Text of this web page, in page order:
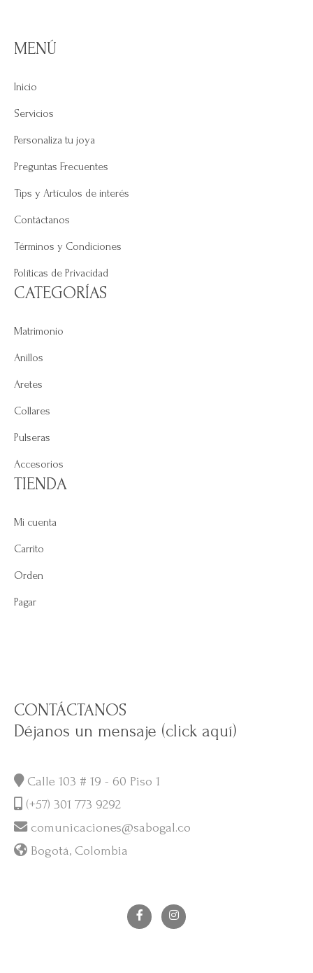
MENÚ
Inicio
Servicios
Personaliza tu joya
Preguntas Frecuentes
Tips y Artículos de interés
Contáctanos
Términos y Condiciones
Políticas de Privacidad
CATEGORÍAS
Matrimonio
Anillos
Aretes
Collares
Pulseras
Accesorios
TIENDA
Mi cuenta
Carrito
Orden
Pagar
CONTÁCTANOS
Déjanos un mensaje (click aquí)
Calle 103 # 19 - 60 Piso 1
(+57) 301 773 9292
comunicaciones@sabogal.co
Bogotá, Colombia